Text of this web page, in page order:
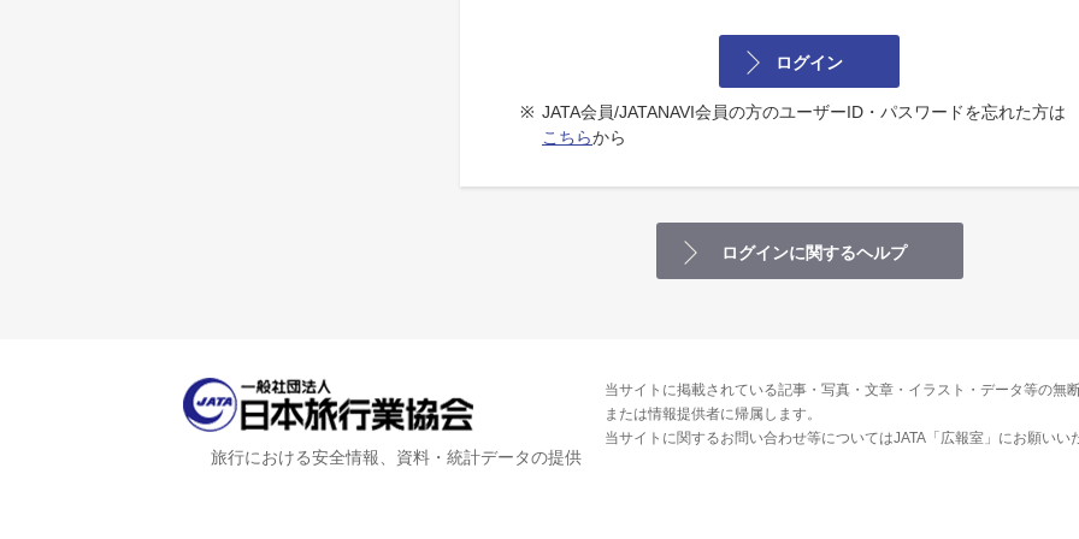
ログイン
※ JATA会員/JATANAVI会員の方のユーザーID・パスワードを忘れた方は
こちらから
ログインに関するヘルプ
旅行における安全情報、資料・統計データの提供
当サイトに掲載されている記事・写真・文章・イラスト・データ等の無
または情報提供者に帰属します。
当サイトに関するお問い合わせ等についてはJATA「広報室」にお願いい